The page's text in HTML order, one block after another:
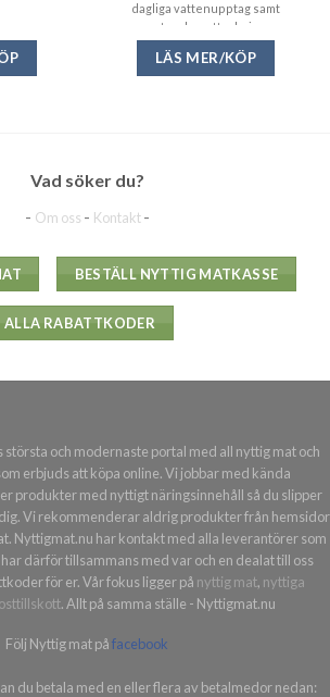
dagliga vattenupptag samt
motverkar uttorkning.
LÄS MER/KÖP
Vad söker du?
- Om oss - Kontakt-
BESTÄLL NYTTIG MATKASSE
ALLA RABATTKODER
största och modernaste portal med all nyttig mat och
erbjuds att köpa online. Vi jobbar med kända
produkter med nyttigt näringsinnehåll så du slipper
Vi rekommenderar aldrig produkter från hemsidor
Nyttigmat.nu har kontakt med alla leverantörer som
därför tillsammans med var och en dealat till oss
för er. Vår fokus ligger på nyttig mat, nyttiga
. Allt på samma ställe - Nyttigmat.nu
Följ Nyttig mat påfacebook
du betala med en eller flera av betalmedor nedan: